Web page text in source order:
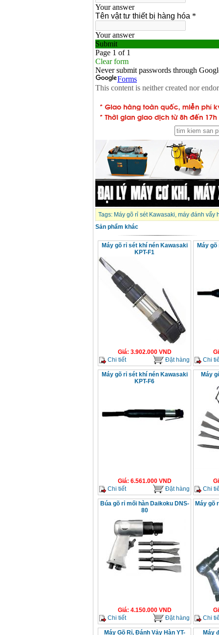
Tags: Máy gõ rỉ sét Kawasaki, máy đánh vẩy
Sản phẩm khác
Máy gõ rỉ sét khí nén Kawasaki
KPT-F1
Giá: 3.902.000VND
Chi tiết
Đặt hàng
Máy
Chi
Máy gõ rỉ sét khí nén Kawasaki
KPT-F6
Giá: 6.561.000VND
Chi tiết
Đặt hàng
Máy
Chi
Búa gõ rỉ mối hàn Daikoku DNS-
80
Giá: 4.150.000VND
Chi tiết
Đặt hàng
Máy gõ
Chi
Máy Gõ Rỉ, Đánh Vảy Hàn YT-
Máy